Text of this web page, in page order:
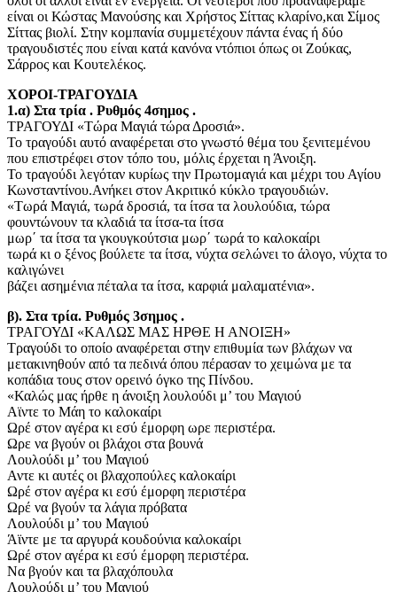
είναι οι Κώστας Μανούσης και Χρήστος Σίττας κλαρίνο,και Σίμος
Σίττας βιολί. Στην κομπανία συμμετέχουν πάντα ένας ή δύο
τραγουδιστές που είναι κατά κανόνα ντόπιοι όπως οι Ζούκας,
Σάρρος και Κουτελέκος.
ΧΟΡΟΙ-ΤΡΑΓΟΥΔΙΑ
1.α) Στα τρία . Ρυθμός 4σημος .
ΤΡΑΓΟΥΔΙ «Τώρα Μαγιά τώρα Δροσιά».
Το τραγούδι αυτό αναφέρεται στο γνωστό θέμα του ξενιτεμένου
που επιστρέφει στον τόπο του, μόλις έρχεται η Άνοιξη.
Το τραγούδι λεγόταν κυρίως την Πρωτομαγιά και μέχρι του Αγίου
Κωνσταντίνου.Ανήκει στον Ακριτικό κύκλο τραγουδιών.
«Τωρά Μαγιά, τωρά δροσιά, τα ίτσα τα λουλούδια, τώρα
φουντώνουν τα κλαδιά τα ίτσα-τα ίτσα
μωρ΄ τα ίτσα τα γκουγκούτσια μωρ΄ τωρά το καλοκαίρι
τωρά κι ο ξένος βούλετε τα ίτσα, νύχτα σελώνει το άλογο, νύχτα το
καλιγώνει
βάζει ασημένια πέταλα τα ίτσα, καρφιά μαλαματένια».
β). Στα τρία. Ρυθμός 3σημος .
ΤΡΑΓΟΥΔΙ «ΚΑΛΩΣ ΜΑΣ ΗΡΘΕ Η ΑΝΟΙΞΗ»
Τραγούδι το οποίο αναφέρεται στην επιθυμία των βλάχων να
μετακινηθούν από τα πεδινά όπου πέρασαν το χειμώνα με τα
κοπάδια τους στον ορεινό όγκο της Πίνδου.
«Καλώς μας ήρθε η άνοιξη λουλούδι μ’ του Μαγιού
Αϊντε το Μάη το καλοκαίρι
Ωρέ στον αγέρα κι εσύ έμορφη ωρε περιστέρα.
Ωρε να βγούν οι βλάχοι στα βουνά
Λουλούδι μ’ του Μαγιού
Αντε κι αυτές οι βλαχοπούλες καλοκαίρι
Ωρέ στον αγέρα κι εσύ έμορφη περιστέρα
Ωρέ να βγούν τα λάγια πρόβατα
Λουλούδι μ’ του Μαγιού
Άϊντε με τα αργυρά κουδούνια καλοκαίρι
Ωρέ στον αγέρα κι εσύ έμορφη περιστέρα.
Να βγούν και τα βλαχόπουλα
Λουλούδι μ’ του Μαγιού